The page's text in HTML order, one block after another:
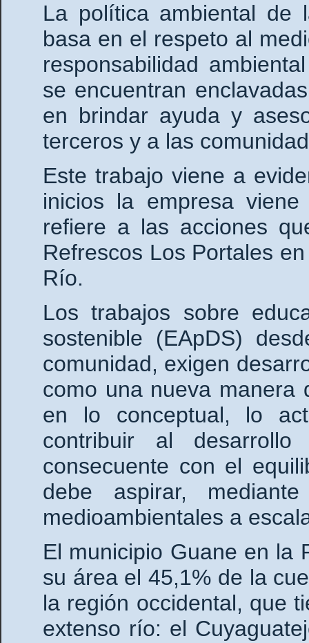
La política ambiental de
basa en el respeto al
responsabilidad
se encuentran
en brindar ayuda y
terceros y a las
Este trabajo viene a
inicios la empresa
refiere a las acciones
Refrescos Los Portales
Río.
Los trabajos sobre
sostenible (EApDS)
comunidad, exigen
como una nueva manera
en lo conceptual, lo
contribuir al
consecuente con el
debe aspirar,
medioambientales a
El municipio Guane en la
su área el 45,1% de la
la región occidental, que
extenso río: el